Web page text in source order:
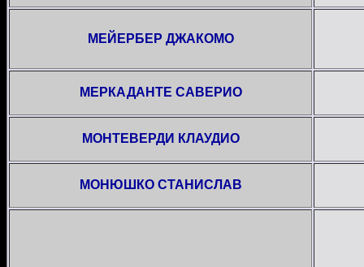
МЕЙЕРБЕР ДЖАКОМО
МЕРКАДАНТЕ САВЕРИО
МОНТЕВЕРДИ КЛАУДИО
МОНЮШКО СТАНИСЛАВ